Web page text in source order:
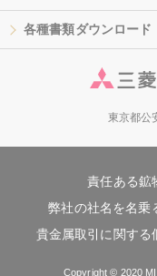
各種書類ダウンロード
東京都公
責任ある鉱
弊社の社名を名乗
貴金属取引に関する
Copyright © 2020